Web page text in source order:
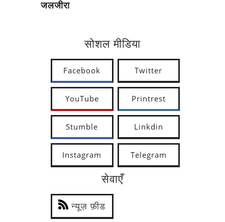
जलजीरा
सोशल मीडिया
Facebook Twitter
YouTube Printrest
Stumble Linkdin
Instagram Telegram
सेवाएँ
न्यूज़ फ़ीड